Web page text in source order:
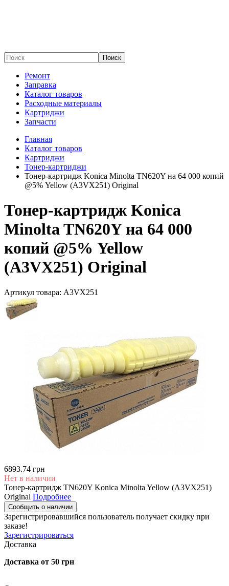
Поиск
Ремонт
Заправка
Каталог товаров
Расходные материалы
Картриджи
Запчасти
Главная
Каталог товаров
Картриджи
Тонер-картриджи
Тонер-картридж Konica Minolta TN620Y на 64 000 копий
@5% Yellow (A3VX251) Original
Тонер-картридж Konica
Minolta TN620Y на 64 000
копий @5% Yellow
(A3VX251) Original
Артикул товара: A3VX251
6893.74 грн
Нет в наличии
Тонер-картридж TN620Y Konica Minolta Yellow (A3VX251)
Original Подробнее
Сообщить о наличии
Зарегистрировавшийся пользователь получает скидку при
заказе!
Зарегистрироваться
Доставка
Доставка от 50 грн